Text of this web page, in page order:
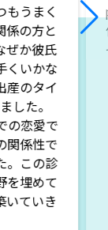
もうまく
係の方と
ぜか彼氏
くいかな
産のタイ
した。
の恋愛で
関係性で
。この診
を埋めて
いていき